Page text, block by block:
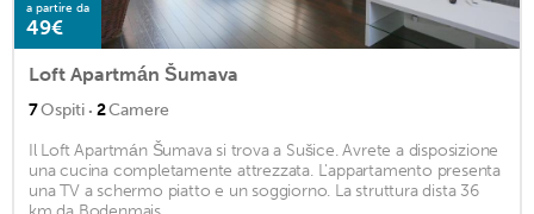
a partire da
49€
Loft Apartmán Šumava
7Ospiti · 2Camere
Il Loft Apartmán Šumava si trova a Sušice. Avrete a disposizione
una cucina completamente attrezzata. L'appartamento presenta
una TV a schermo piatto e un soggiorno. La struttura dista 36